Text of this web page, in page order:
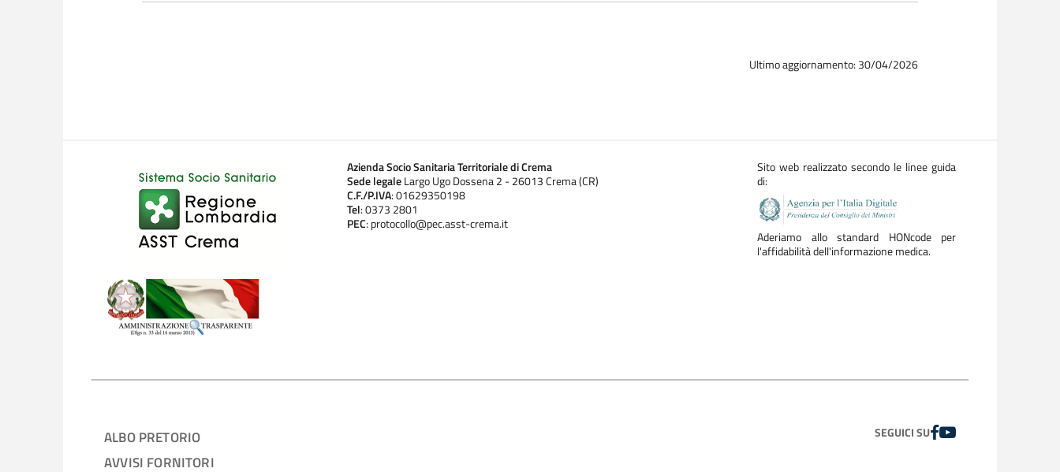
Ultimo aggiornamento: 30/04/2026
Azienda Socio Sanitaria Territoriale di Crema
Sede legaleLargo Ugo Dossena 2 - 26013 Crema (CR)
C.F./P.IVA: 01629350198
Tel: 0373 2801
PEC: protocollo@pec.asst-crema.it
Sito web realizzato secondo le linee guida
di:
Aderiamo allo standard HONcode per
l'affidabilità dell'informazione medica.
ALBO PRETORIO
AVVISI FORNITORI
SEGUICI SUFACEBOOK
YOUTUBE